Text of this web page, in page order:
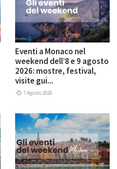
Eventi a Monaco nel
weekend dell’8 e 9 agosto
2026: mostre, festival,
visite gui...
7 Agosto 2026